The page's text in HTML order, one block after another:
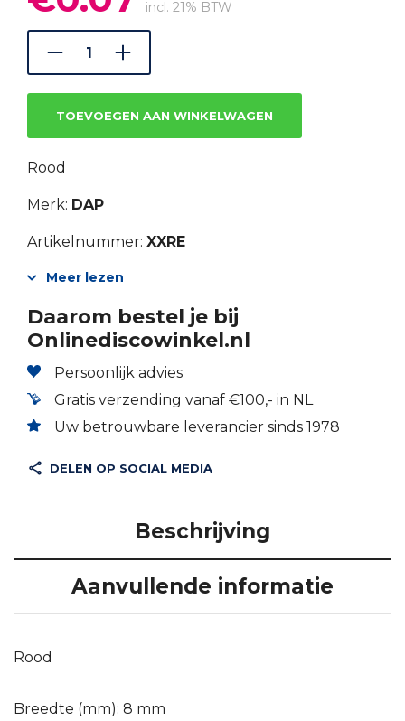
prijs
was:
€0.10.
prijs
is:
incl. 21% BTW
TOEVOEGEN AAN WINKELWAGEN
Rood
Merk: DAP
Artikelnummer: XXRE
Meer lezen
Daarom bestel je bij
Onlinediscowinkel.nl
Persoonlijk advies
Gratis verzending vanaf €100,- in NL
Uw betrouwbare leverancier sinds 1978
DELEN OP SOCIAL MEDIA
Beschrijving
Aanvullende informatie
Rood
Breedte (mm): 8 mm